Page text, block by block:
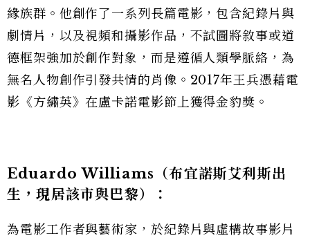
緣族群。他創作了一系列長篇電影，包含紀錄片與
劇情片，以及視頻和攝影作品，不試圖將敘事或道
德框架強加於創作對象，而是遵循人類學脈絡，為
無名人物創作引發共情的肖像。2017年王兵憑藉電
影《方繡英》在盧卡諾電影節上獲得金豹獎。
Eduardo Williams （布宜諾斯艾利斯出
生，現居該市與巴黎）：
為電影工作者與藝術家，於紀錄片與虛構故事影片